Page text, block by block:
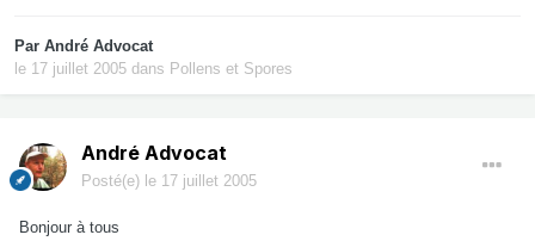
Par André Advocat
le 17 juillet 2005 dans Pollens et Spores
André Advocat
Posté(e) le 17 juillet 2005
Bonjour à tous